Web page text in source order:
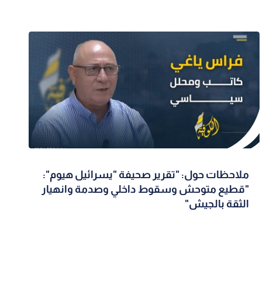
ملاحظات حول: "تقرير صحيفة "يسرائيل هيوم":
"قطيع متوحش وسقوط داخلي وصدمة وانهيار
الثقة بالجيش"